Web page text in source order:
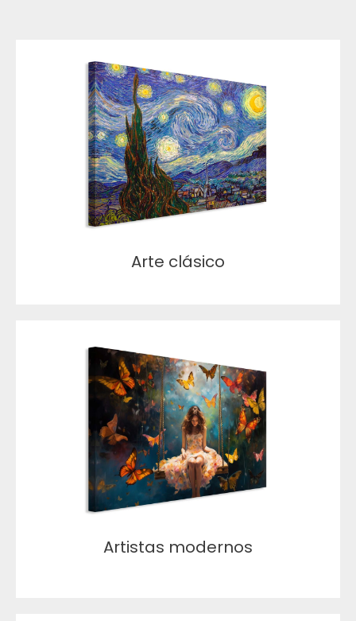
Arte clásico
Artistas modernos